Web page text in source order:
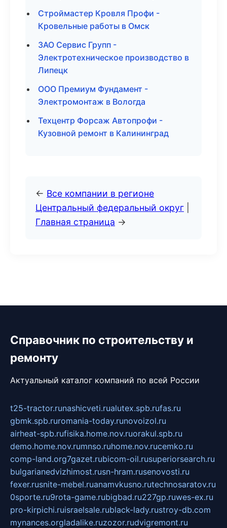
Строймастер Кровля Профи -
Кровельные работы в Омск
ЗАО Сервис Групп -
Электротехническое производство в
Липецк
ООО Премиум Фундамент -
Электромонтаж в Вологда
Техцентр Форсаж Автопрофи -
Кузовной ремонт в Калининград
← Все компании в регионе
Центральный федеральный округ
Главная страница →
Справочник по строительству и
ремонту
Актуальный каталог компаний по всей России
t25-tractor.runashicveti.rualutex.spb.rufas.ru
gbmk.spb.ruromania-today.runovoizol.ru
airheat-spb.rufisika.home.nov.ruorakul.spb.ru
demo.home.nov.rumnso.ruhome.nov.rucemko.ru
comp-land.org7gazet.rubicom-oil.rusuperiorsearch.ru
bulgarianedvizhimost.rusn-hram.rusenovosti.ru
fexer.rusnite-mebel.ruanamvkusno.rutechnosaratov.ru
0sporte.ru9rota-game.rubigbad.ru227gp.ruwes-ex.ru
pro-kirpichi.ruisraelsale.rublack-lady.rustroy-db.com
mynances.orgladalike.ruzozor.rudvigremont.ru